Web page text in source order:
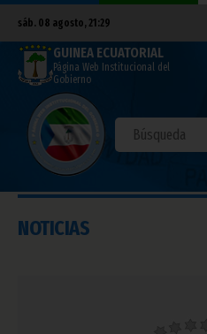
sáb. 08 agosto, 21:29
GUINEA ECUATORIAL
Página Web Institucional del
Gobierno
NOTICIAS